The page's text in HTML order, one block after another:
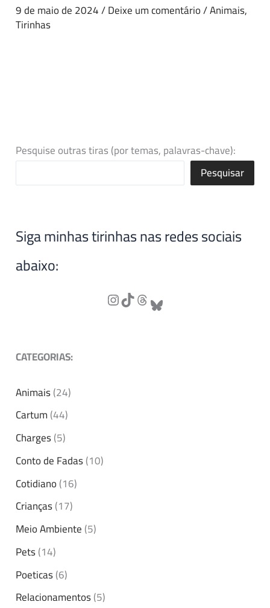
9 de maio de 2024/Deixe um comentário/Animais,
Tirinhas
Pesquise outras tiras (por temas, palavras-chave):
Pesquisar
Siga minhas tirinhas nas redes sociais
abaixo:
CATEGORIAS:
Animais(24)
Cartum(44)
Charges(5)
Conto de Fadas(10)
Cotidiano(16)
Crianças(17)
Meio Ambiente(5)
Pets(14)
Poeticas(6)
Relacionamentos(5)